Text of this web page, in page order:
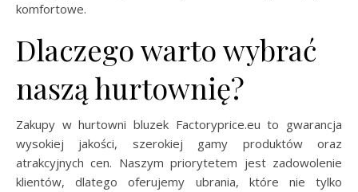
komfortowe.
Dlaczego warto wybrać
naszą hurtownię?
Zakupy w hurtowni bluzek Factoryprice.eu to gwarancja
wysokiej jakości, szerokiej gamy produktów oraz
atrakcyjnych cen. Naszym priorytetem jest zadowolenie
klientów, dlatego oferujemy ubrania, które nie tylko